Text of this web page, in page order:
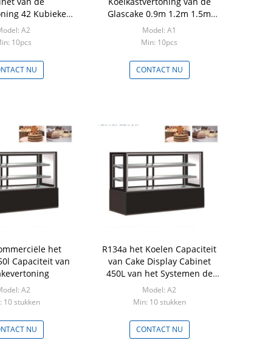
42 Kubieke
1200L
A2
10pcs
NU
Glascake 0.9m 1.2m 1.5m
1.8m
Model: A1
Min: 10pcs
CONTACT NU
het
Capaciteit van
A2
10 stukken
NU
R134a het Koelen Capaciteit
van Cake Display Cabinet
450L van het Systemen de
Digitale Controlemechanisme
Model: A2
Min: 10 stukken
CONTACT NU